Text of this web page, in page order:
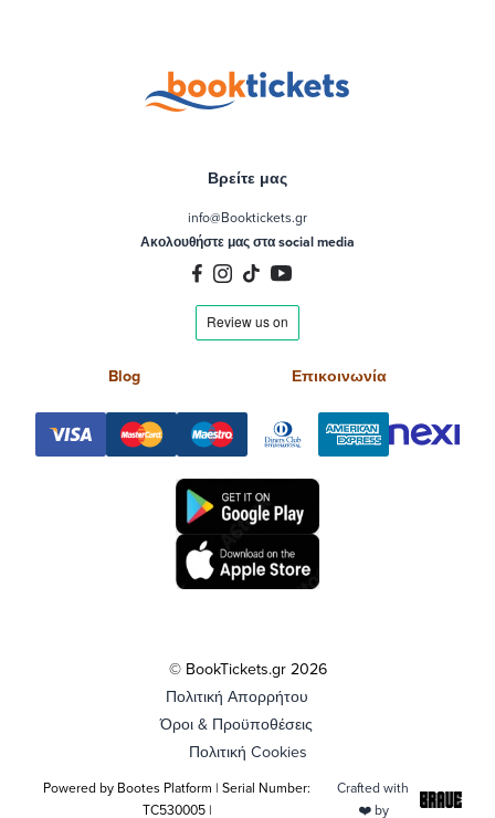
Βρείτε μας
info@Booktickets.gr
Ακολουθήστε μας στα social media
Blog Επικοινωνία
© BookTickets.gr 2026
Πολιτική Απορρήτου
Όροι & Προϋποθέσεις
Πολιτική Cookies
Powered by Bootes Platform | Serial Number:
TC530005 |
Crafted with
❤️ by